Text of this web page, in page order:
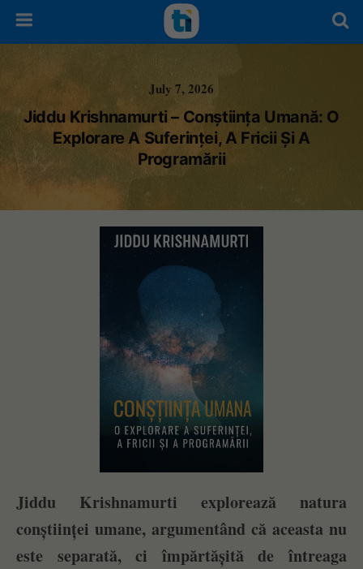
July 7, 2026
Jiddu Krishnamurti – Conștiința Umană: O
Explorare A Suferinței, A Fricii Și A
Programării
Jiddu Krishnamurti explorează natura
conștiinței umane, argumentând că aceasta nu
este separată, ci împărtășită de întreaga